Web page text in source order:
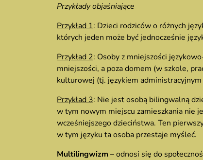
Przykłady objaśniające
Przykład 1: Dzieci rodziców o różnych
których jeden może być jednocześnie
Przykład 2: Osoby z mniejszości
mniejszości, a poza domem (w szkole,
kulturowej (tj. językiem
Przykład 3: Nie jest osobą bilingwalną
w tym nowym miejscu zamieszkania nie
wcześniejszego dzieciństwa. Ten
w tym języku ta osoba przestaje myśleć.
Multilingwizm – odnosi się do